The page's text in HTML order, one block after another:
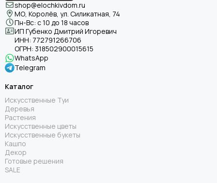
shop@elochkivdom.ru
МО, Королёв, ул. Силикатная, 74
Пн-Вс: с 10 до 18 часов
ИП Губенко Дмитрий Игоревич
ИНН: 772791266706
ОГРН: 318502900015615
WhatsApp
Telegram
Каталог
Искусственные Туи
Деревья
Растения
Искусственные цветы
Искусственные букеты
Кашпо
Декор
Готовые решения
SALE